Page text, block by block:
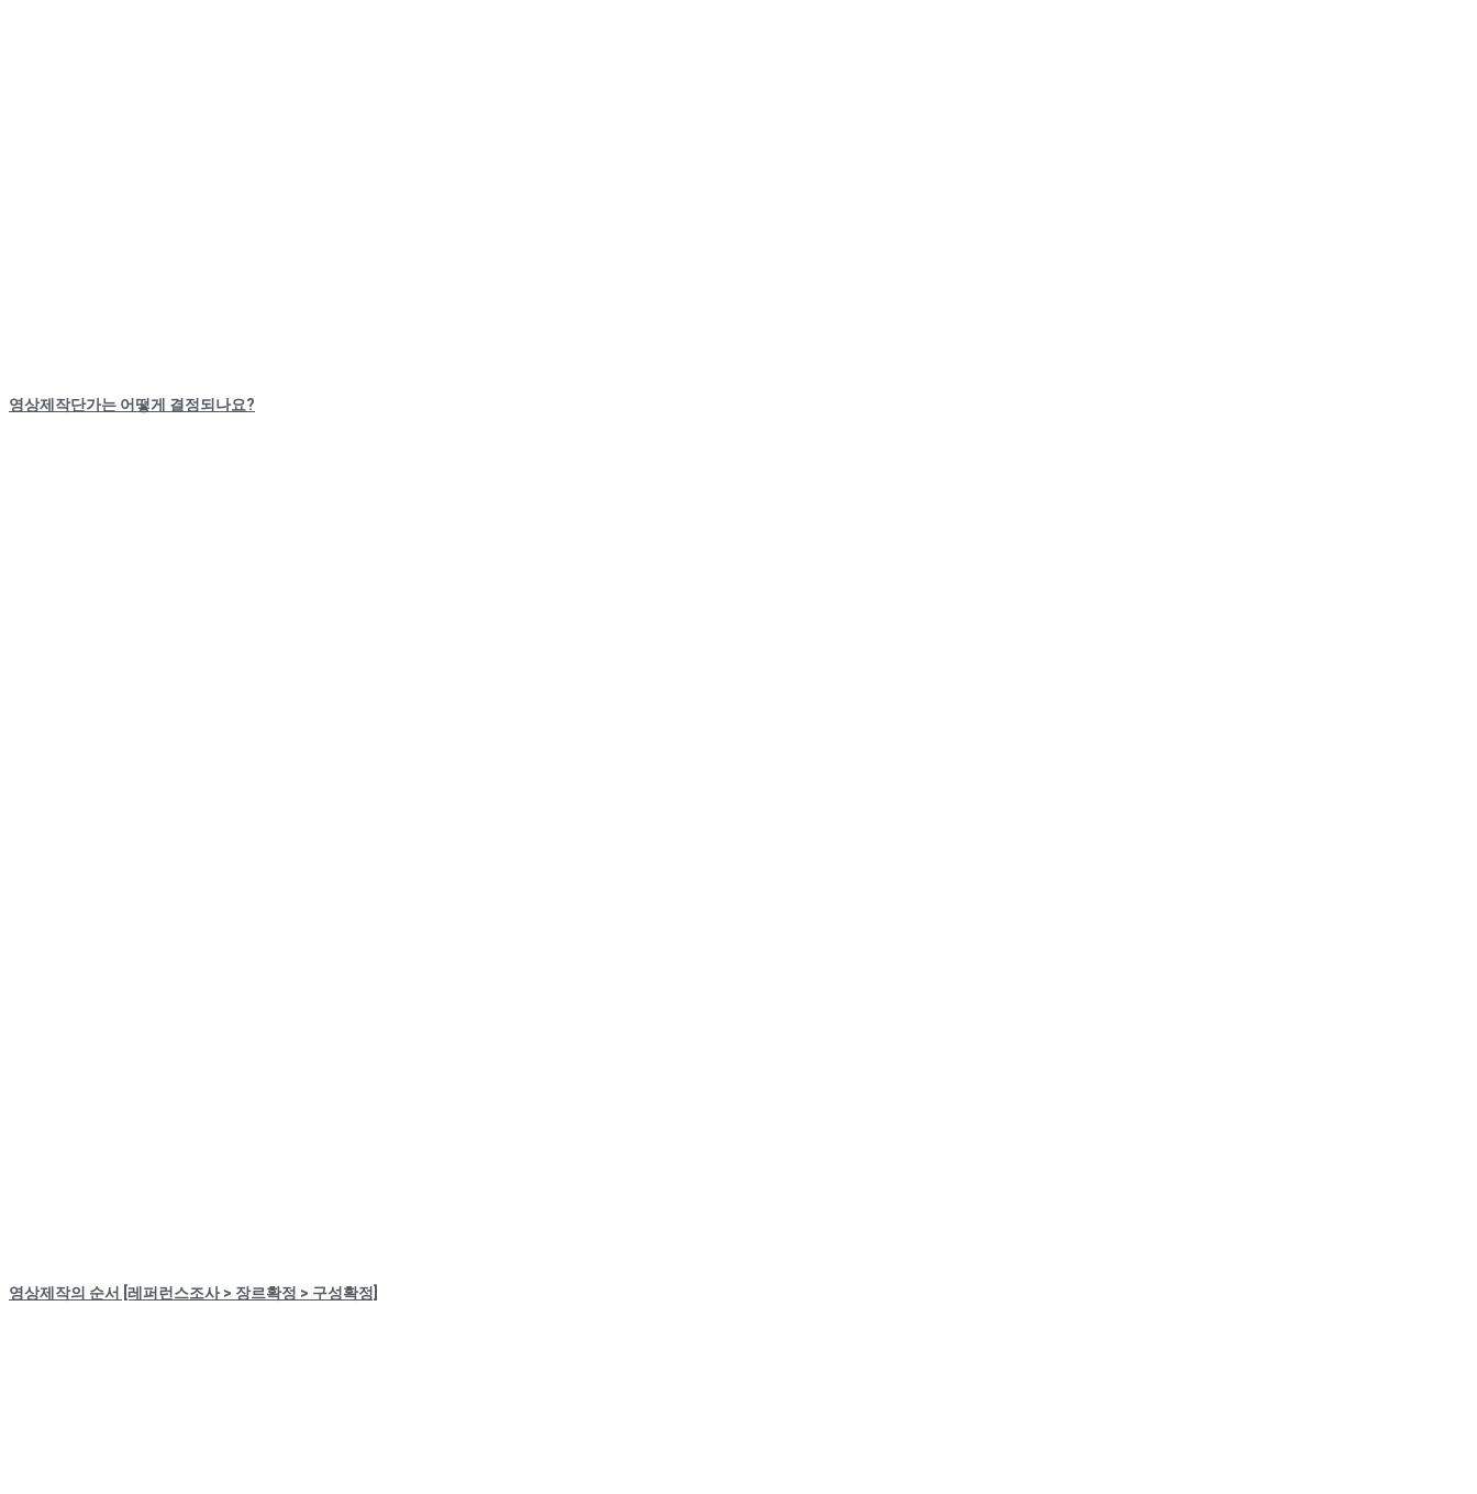
영상제작단가는 어떻게 결정되나요?
영상제작의 순서 [레퍼런스조사 > 장르확정 > 구성확정]